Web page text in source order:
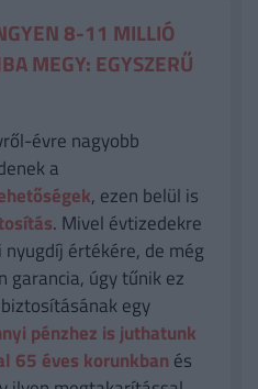
8-11 MILLIÓ
MEGY: EGYSZERŰ
évre nagyobb
a
, ezen belül is
. Mivel évtizedekre
értékére, de még
garancia, úgy tűnik ez
egy
pénzhez is juthatunk
65 éves korunkban és